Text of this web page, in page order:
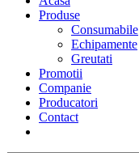
Produse
Consumabile
Echipamente
Greutati
Promotii
Companie
Producatori
Contact